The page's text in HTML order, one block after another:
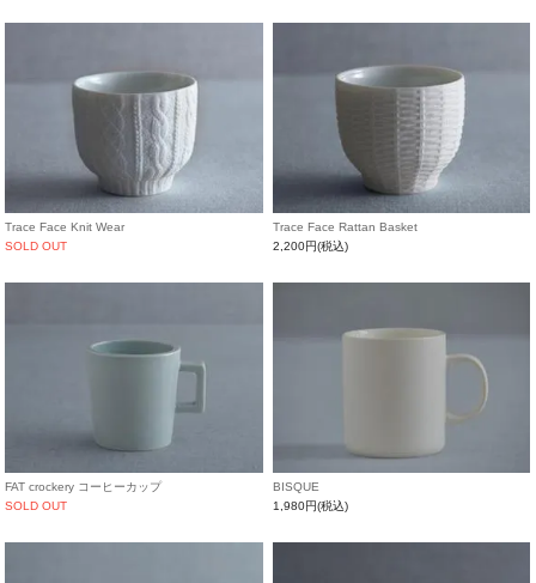
Trace Face Knit Wear
SOLD OUT
Trace Face Rattan Basket
2,200円(税込)
FAT crockery コーヒーカップ
SOLD OUT
BISQUE
1,980円(税込)